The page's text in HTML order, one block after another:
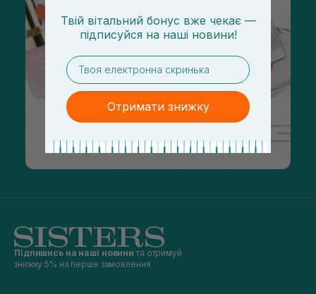
Підпишись на наші новини та отримуй
знижку 5% на перше замовлення
Твій вітальний бонус вже чекає —
підписуйся на наші новини!
email
Отримати знижку